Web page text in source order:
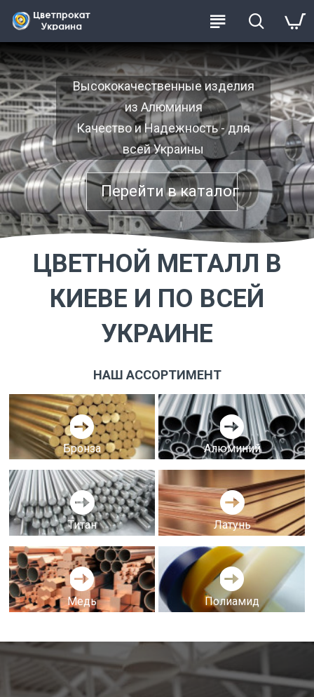
Высококачественные изделия
из Алюминия
Качество и Надежность - для
всей Украины
Перейти в каталог
ЦВЕТНОЙ МЕТАЛЛ В
КИЕВЕ И ПО ВСЕЙ
УКРАИНЕ
НАШ АССОРТИМЕНТ
Бронза Алюминий
Титан Латунь
Медь Полиамид